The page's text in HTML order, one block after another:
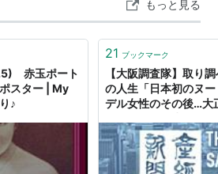
もっと見る
赤玉ポート
スター | My
♪
21 ブックマーク
【大阪調査隊】取り
の人生「日本初のヌ
デル女性のその後…大
（1/5ページ）